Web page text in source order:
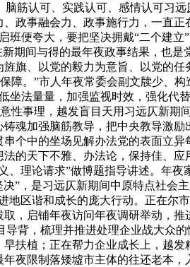
筋认可、实践认可、感情认可习
政事融会力、政事施行力，一直
便夸大，要把坚决拥戴“二个建
期间与得的最年夜政事结果，也
旗、以党的毅力为意旨、以党的
障。”市人年夜常委会副文牍少、
法量量，加强监视时效，强化代
性事理，越发盲目天用习远仄新
魂加强脑筋教导，把中央教导激
个中的坐场见解办法党的表面立
的天下不雅、办法论，保持佳、
理论请求”做博题指导讲述。年
”，是习远仄新期间中原特点社
区谐和成长的庞大行动。正在尔
，启铺年夜访问年夜调研举动，
背，梳理并推进处理企业战大众
扶植；正在帮力企业成长上，越
夜限制落矮墟市主体的往还老本